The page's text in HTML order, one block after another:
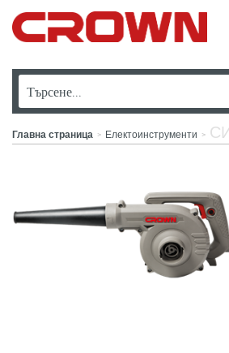
Главна страница > Електоинструменти >